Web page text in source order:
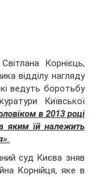
Корнієць,
відділу нагляду
ведуть боротьбу
Київської
в 2013 році
яким їй належить
суд Києва зняв
Корнійця, яке в